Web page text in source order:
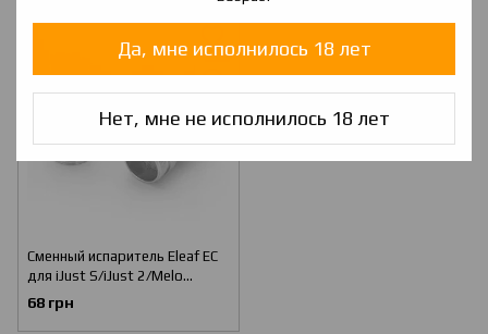
Да, мне исполнилось 18 лет
Нет, мне не исполнилось 18 лет
Сменный испаритель Eleaf EC
для iJust S/iJust 2/Melo
3/Lemo 3.Оригинал
68 грн